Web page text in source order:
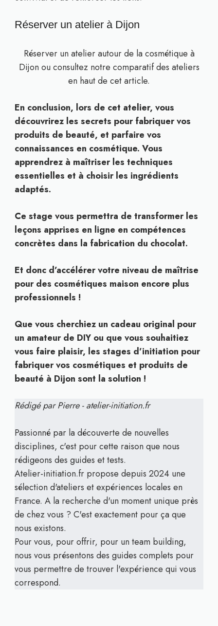
Réserver un atelier à Dijon
Réserver un atelier autour de la cosmétique à
Dijon ou consultez notre comparatif des ateliers
en haut de cet article.
En conclusion, lors de cet atelier, vous
découvrirez les secrets pour fabriquer vos
produits de beauté, et parfaire vos
connaissances en cosmétique. Vous
apprendrez à maîtriser les techniques
essentielles et à choisir les ingrédients
adaptés.
Ce stage vous permettra de transformer les
leçons apprises en ligne en compétences
concrètes dans la fabrication du chocolat.
Et donc d’accélérer votre niveau de maîtrise
pour des cosmétiques maison encore plus
professionnels !
Que vous cherchiez un cadeau original pour
un amateur de DIY ou que vous souhaitiez
vous faire plaisir, les stages d’initiation pour
fabriquer vos cosmétiques et produits de
beauté à Dijon sont la solution !
Rédigé par Pierre - atelier-initiation.fr
Passionné par la découverte de nouvelles
disciplines, c'est pour cette raison que nous
rédigeons des guides et tests.
Atelier-initiation.fr propose depuis 2024 une
sélection d'ateliers et expériences locales en
France. A la recherche d'un moment unique près
de chez vous ? C'est exactement pour ça que
nous existons.
Pour vous, pour offrir, pour un team building,
nous vous présentons des guides complets pour
vous permettre de trouver l'expérience qui vous
correspond.